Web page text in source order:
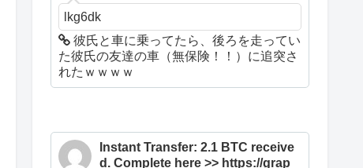
lkg6dk
彼氏と車に乗ってたら、後ろを走ってい
た彼氏の友達の車（無保険！！）に追突さ
れたｗｗｗｗ
Instant Transfer: 2.1 BTC receive
d. Complete here >> https://grap